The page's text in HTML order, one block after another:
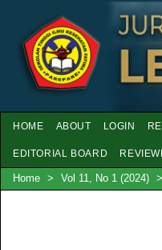
HOME ABOUT LOGIN
EDITORIAL BOARD
Home > Vol 11, No 1 (2024) >